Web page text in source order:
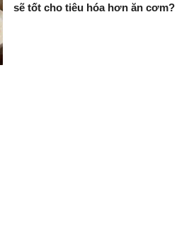
sẽ tốt cho tiêu hóa hơn ăn cơm?